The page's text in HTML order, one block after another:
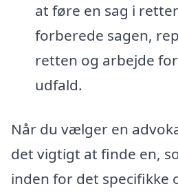
at føre en sag i
forberede sagen,
retten og arbejde
udfald.
Når du vælger en
det vigtigt at finde en,
inden for det specifikke